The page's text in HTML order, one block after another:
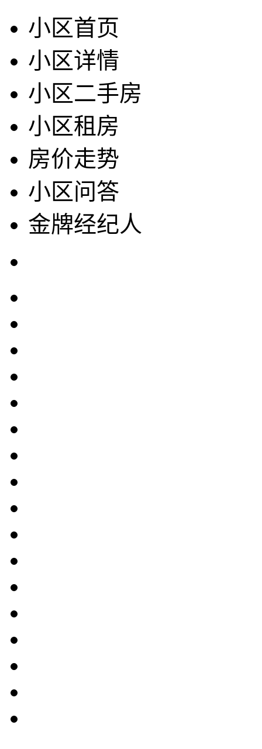
小区首页
小区详情
小区二手房
小区租房
房价走势
小区问答
金牌经纪人